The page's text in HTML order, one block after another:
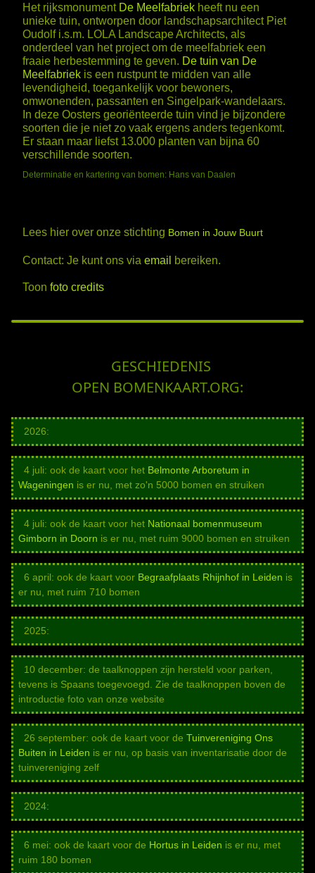
Het rijksmonument De Meelfabriek heeft nu een
unieke tuin, ontworpen door landschapsarchitect Piet
Oudolf i.s.m. LOLA Landscape Architects, als
onderdeel van het project om de meelfabriek een
fraaie herbestemming te geven. De tuin van De
Meelfabriek is een rustpunt te midden van alle
levendigheid, toegankelijk voor bewoners,
omwonenden, passanten en Singelpark-wandelaars.
In deze Oosters georiënteerde tuin vind je bijzondere
soorten die je niet zo vaak ergens anders tegenkomt.
Er staan maar liefst 13.000 planten van bijna 60
verschillende soorten.
Determinatie en kartering van bomen: Hans van Daalen
Lees hier over onze stichting Bomen in Jouw Buurt
Contact: Je kunt ons via email bereiken.
Toon foto credits
GESCHIEDENIS
OPEN BOMENKAART.ORG:
2026:
4 juli: ook de kaart voor het Belmonte Arboretum in
Wageningen is er nu, met zo'n 5000 bomen en struiken
4 juli: ook de kaart voor het Nationaal bomenmuseum
Gimborn in Doorn is er nu, met ruim 9000 bomen en struiken
6 april: ook de kaart voor Begraafplaats Rhijnhof in Leiden is
er nu, met ruim 710 bomen
2025:
10 december: de taalknoppen zijn hersteld voor parken,
tevens is Spaans toegevoegd. Zie de taalknoppen boven de
introductie foto van onze website
26 september: ook de kaart voor de Tuinvereniging Ons
Buiten in Leiden is er nu, op basis van inventarisatie door de
tuinvereniging zelf
2024:
6 mei: ook de kaart voor de Hortus in Leiden is er nu, met
ruim 180 bomen